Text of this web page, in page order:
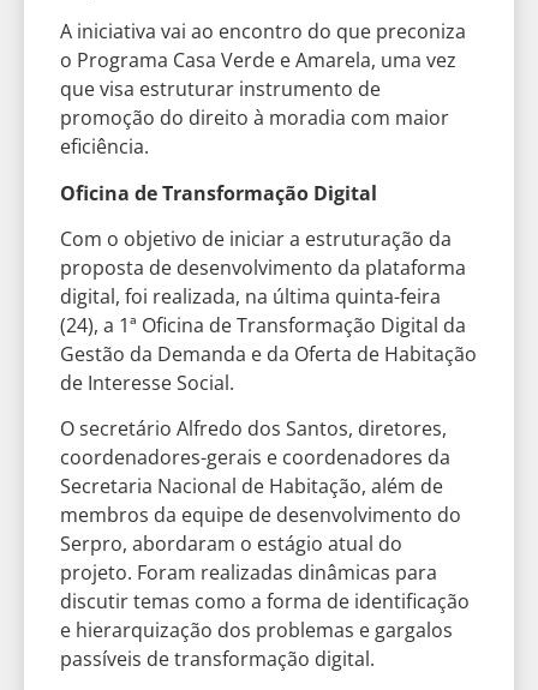
A iniciativa vai ao encontro do que preconiza
o Programa Casa Verde e Amarela, uma vez
que visa estruturar instrumento de
promoção do direito à moradia com maior
eficiência.
Oficina de Transformação Digital
Com o objetivo de iniciar a estruturação da
proposta de desenvolvimento da plataforma
digital, foi realizada, na última quinta-feira
(24), a 1ª Oficina de Transformação Digital da
Gestão da Demanda e da Oferta de Habitação
de Interesse Social.
O secretário Alfredo dos Santos, diretores,
coordenadores-gerais e coordenadores da
Secretaria Nacional de Habitação, além de
membros da equipe de desenvolvimento do
Serpro, abordaram o estágio atual do
projeto. Foram realizadas dinâmicas para
discutir temas como a forma de identificação
e hierarquização dos problemas e gargalos
passíveis de transformação digital.